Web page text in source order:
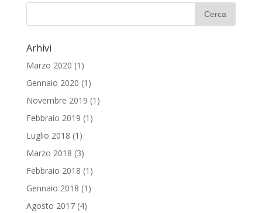
Arhivi
Marzo 2020 (1)
Gennaio 2020 (1)
Novembre 2019 (1)
Febbraio 2019 (1)
Luglio 2018 (1)
Marzo 2018 (3)
Febbraio 2018 (1)
Gennaio 2018 (1)
Agosto 2017(4)